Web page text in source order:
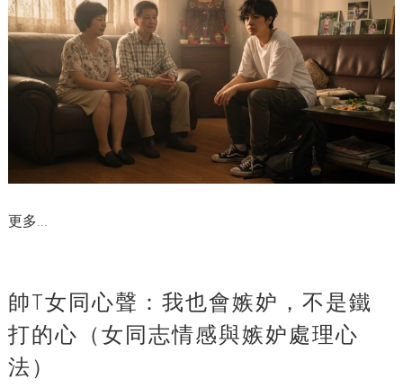
更多...
帥T女同心聲：我也會嫉妒，不是鐵
打的心（女同志情感與嫉妒處理心
法）